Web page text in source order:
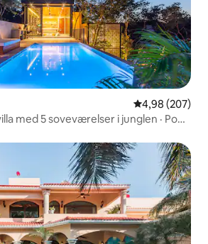
4,98 ud af 5 i
4,98 (207)
med 5 soveværelser i junglen · Pool